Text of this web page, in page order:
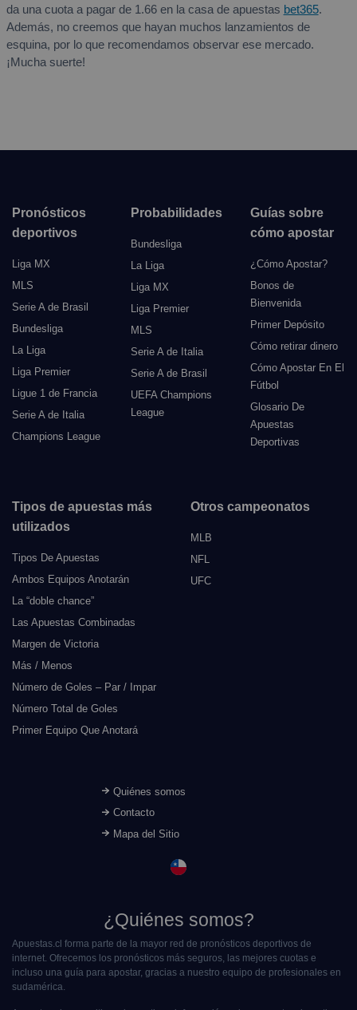
da una cuota a pagar de 1.66 en la casa de apuestas bet365.
Además, no creemos que hayan muchos lanzamientos de
esquina, por lo que recomendamos observar ese mercado.
¡Mucha suerte!
Pronósticos
deportivos
Liga MX
MLS
Serie A de Brasil
Bundesliga
La Liga
Liga Premier
Ligue 1 de Francia
Serie A de Italia
Champions League
Probabilidades
Bundesliga
La Liga
Liga MX
Liga Premier
MLS
Serie A de Italia
Serie A de Brasil
UEFA Champions
League
Guías sobre
cómo apostar
¿Cómo Apostar?
Bonos de
Bienvenida
Primer Depósito
Cómo retirar dinero
Cómo Apostar En El
Fútbol
Glosario De
Apuestas
Deportivas
Tipos de apuestas más
utilizados
Tipos De Apuestas
Ambos Equipos Anotarán
La “doble chance”
Las Apuestas Combinadas
Margen de Victoria
Más / Menos
Número de Goles – Par / Impar
Número Total de Goles
Primer Equipo Que Anotará
Otros campeonatos
MLB
NFL
UFC
Quiénes somos
Contacto
Mapa del Sitio
¿Quiénes somos?
Apuestas.cl forma parte de la mayor red de pronósticos deportivos de
internet. Ofrecemos los pronósticos más seguros, las mejores cuotas e
incluso una guía para apostar, gracias a nuestro equipo de profesionales en
sudamérica.